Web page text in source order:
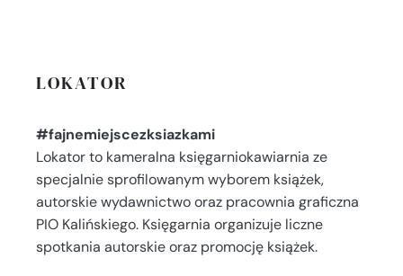
LOKATOR
#fajnemiejscezksiazkami
Lokator to kameralna księgarniokawiarnia ze
specjalnie sprofilowanym wyborem książek,
autorskie wydawnictwo oraz pracownia graficzna
PIO Kalińskiego. Księgarnia organizuje liczne
spotkania autorskie oraz promocję książek.